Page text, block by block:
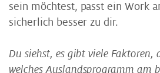
sein möchtest, passt ein Work
sicherlich besser zu dir.
Du siehst, es gibt viele Faktoren,
welches Auslandsprogramm am